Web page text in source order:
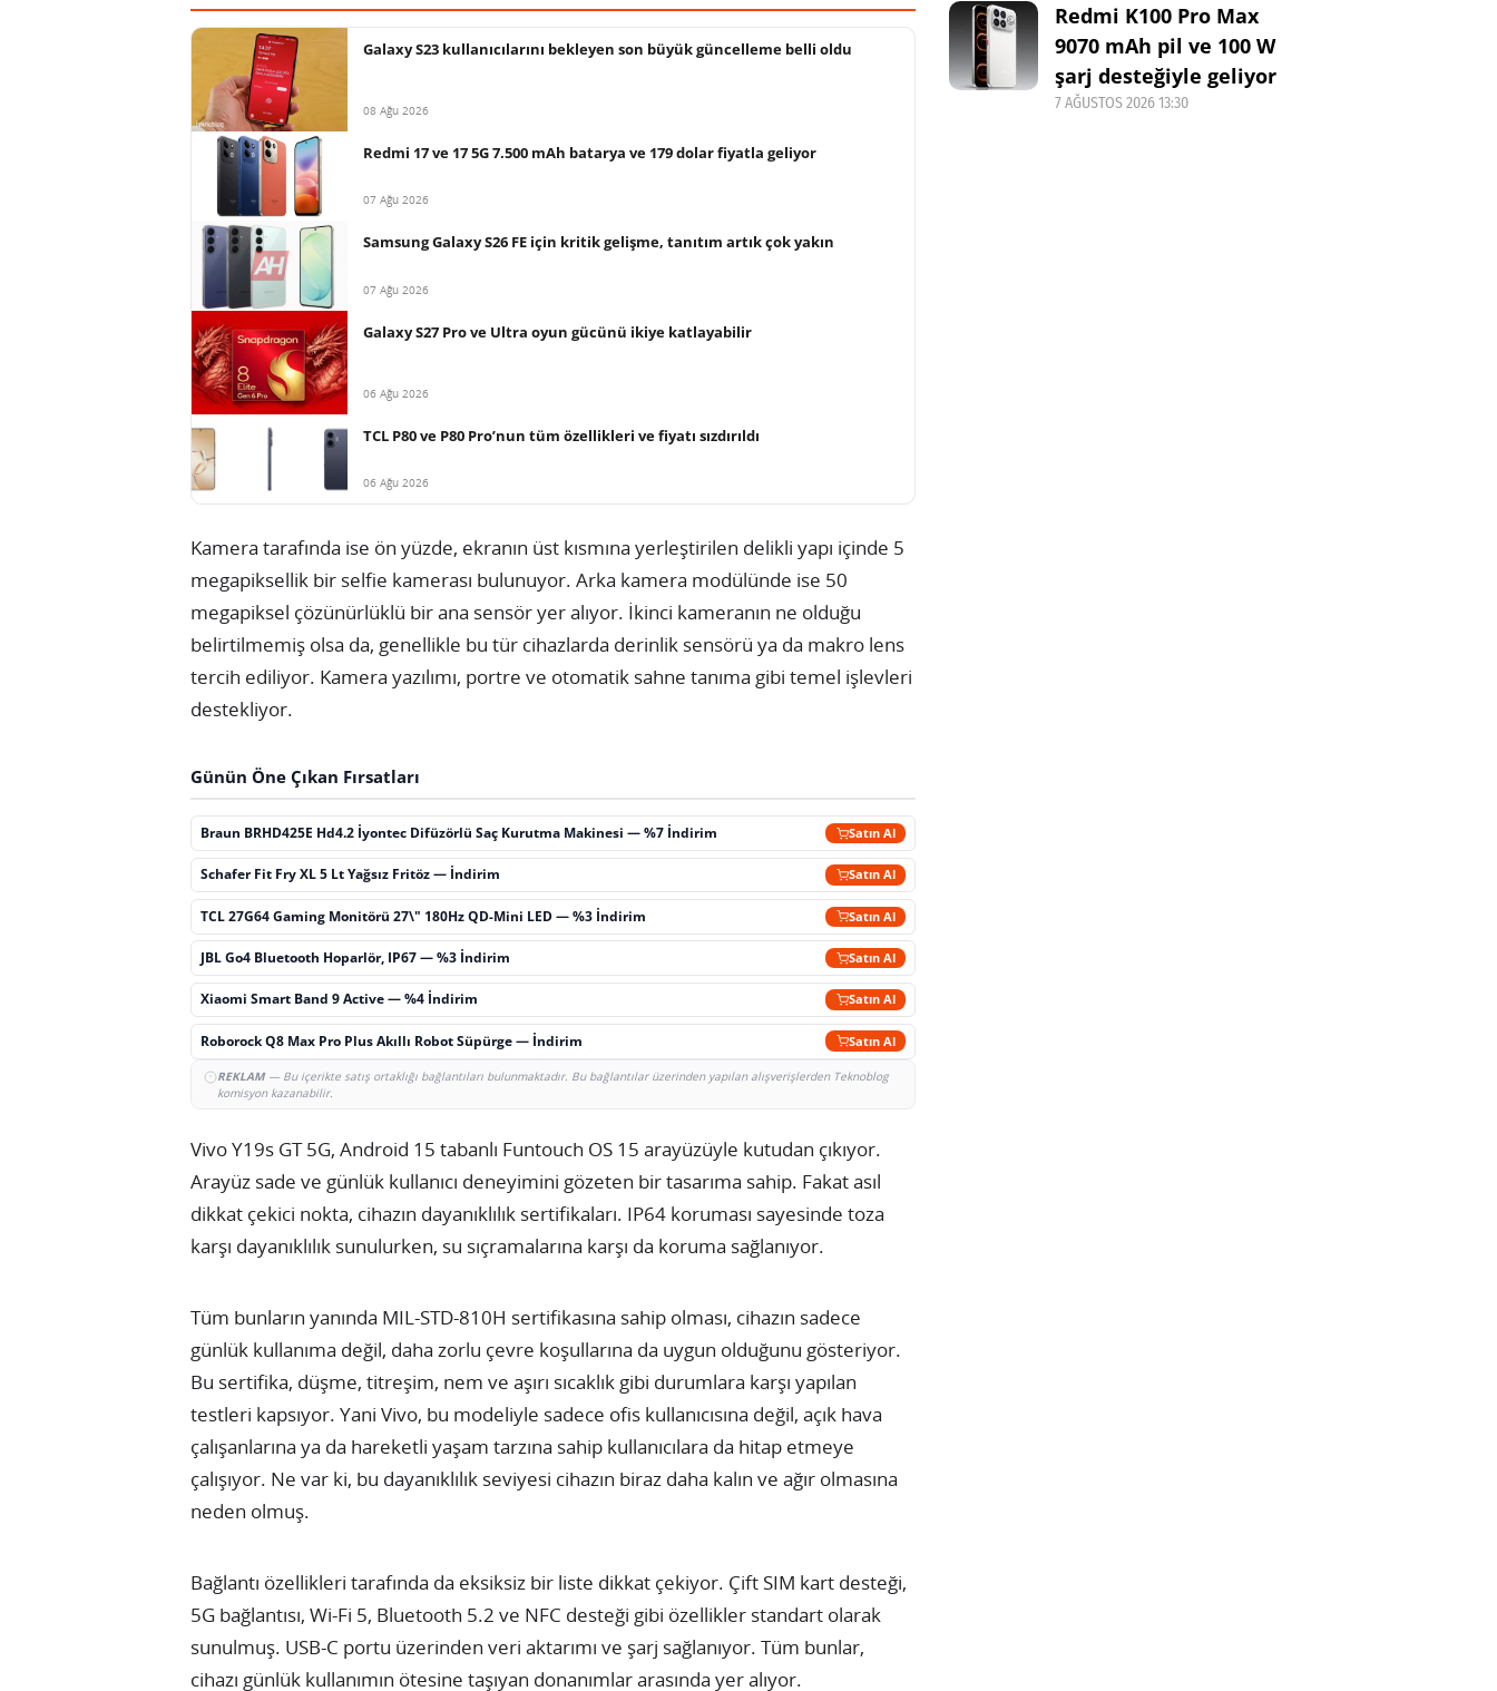
Galaxy S23 kullanıcılarını bekleyen son büyük güncelleme belli oldu
08 Ağu 2026
Redmi 17 ve 17 5G 7.500 mAh batarya ve 179 dolar fiyatla geliyor
07 Ağu 2026
Samsung Galaxy S26 FE için kritik gelişme, tanıtım artık çok yakın
07 Ağu 2026
Galaxy S27 Pro ve Ultra oyun gücünü ikiye katlayabilir
06 Ağu 2026
TCL P80 ve P80 Pro’nun tüm özellikleri ve fiyatı sızdırıldı
06 Ağu 2026
Kamera tarafında ise ön yüzde, ekranın üst kısmına yerleştirilen delikli yapı içinde 5
megapiksellik bir selfie kamerası bulunuyor. Arka kamera modülünde ise 50
megapiksel çözünürlüklü bir ana sensör yer alıyor. İkinci kameranın ne olduğu
belirtilmemiş olsa da, genellikle bu tür cihazlarda derinlik sensörü ya da makro lens
tercih ediliyor. Kamera yazılımı, portre ve otomatik sahne tanıma gibi temel işlevleri
destekliyor.
Günün Öne Çıkan Fırsatları
Braun BRHD425E Hd4.2 İyontec Difüzörlü Saç Kurutma Makinesi — %7 İndirim Satın Al
Schafer Fit Fry XL 5 Lt Yağsız Fritöz — İndirim Satın Al
TCL 27G64 Gaming Monitörü 27\" 180Hz QD-Mini LED — %3 İndirim Satın Al
JBL Go4 Bluetooth Hoparlör, IP67 — %3 İndirim Satın Al
Xiaomi Smart Band 9 Active — %4 İndirim Satın Al
Roborock Q8 Max Pro Plus Akıllı Robot Süpürge — İndirim Satın Al
REKLAM— Bu içerikte satış ortaklığı bağlantıları bulunmaktadır. Bu bağlantılar üzerinden yapılan alışverişlerden Teknoblog
komisyon kazanabilir.
Vivo Y19s GT 5G, Android 15 tabanlı Funtouch OS 15 arayüzüyle kutudan çıkıyor.
Arayüz sade ve günlük kullanıcı deneyimini gözeten bir tasarıma sahip. Fakat asıl
dikkat çekici nokta, cihazın dayanıklılık sertifikaları. IP64 koruması sayesinde toza
karşı dayanıklılık sunulurken, su sıçramalarına karşı da koruma sağlanıyor.
Tüm bunların yanında MIL-STD-810H sertifikasına sahip olması, cihazın sadece
günlük kullanıma değil, daha zorlu çevre koşullarına da uygun olduğunu gösteriyor.
Bu sertifika, düşme, titreşim, nem ve aşırı sıcaklık gibi durumlara karşı yapılan
testleri kapsıyor. Yani Vivo, bu modeliyle sadece ofis kullanıcısına değil, açık hava
çalışanlarına ya da hareketli yaşam tarzına sahip kullanıcılara da hitap etmeye
çalışıyor. Ne var ki, bu dayanıklılık seviyesi cihazın biraz daha kalın ve ağır olmasına
neden olmuş.
Bağlantı özellikleri tarafında da eksiksiz bir liste dikkat çekiyor. Çift SIM kart desteği,
5G bağlantısı, Wi-Fi 5, Bluetooth 5.2 ve NFC desteği gibi özellikler standart olarak
sunulmuş. USB-C portu üzerinden veri aktarımı ve şarj sağlanıyor. Tüm bunlar,
cihazı günlük kullanımın ötesine taşıyan donanımlar arasında yer alıyor.
Redmi K100 Pro Max
9070 mAh pil ve 100 W
şarj desteğiyle geliyor
7 AĞUSTOS 2026 13:30